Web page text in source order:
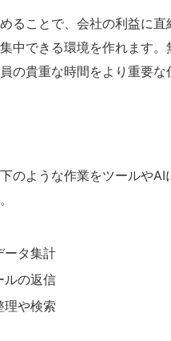
ることで、会社の利益に直
集中できる環境を作れます
の貴重な時間をより重要な
のような作業をツールやAI
ータ集計
ルの返信
理や検索